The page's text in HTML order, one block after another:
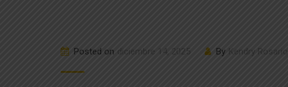
Posted on diciembre 14, 2025 By Kendry Rosario